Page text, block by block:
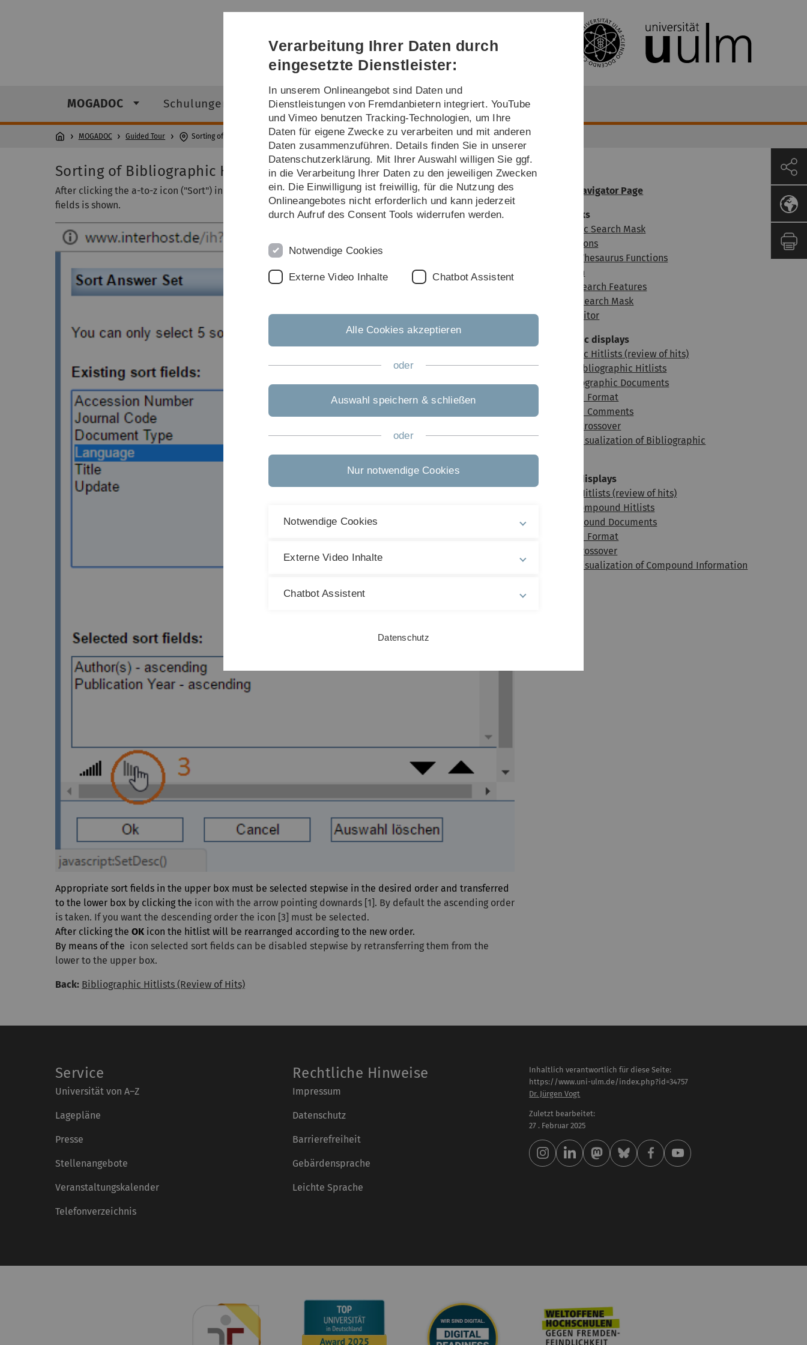
Direkt
Direkt
Direkt
(Sprache,
Drucken,
Social
Direkt
Direkt
MOGADOC Schulungen Mitarbeiter ...
MOGADOC Guided Tour Sorting of Bibliographic Hitlists
Sorting of Bibliographic Hitlist
After clicking the a-to-z icon ("Sort") in the window of the hitlistan extra window with available sort
fields is shown.
Appropriate sort fields in the upper box must be selected stepwise in the desired order and transferred
to the lower box by clicking the icon with the arrow pointing downards [1]. By default the ascending order
is taken. If you want the descending order the icon [3] must be selected.
After clicking the OK icon the hitlist will be rearranged according to the new order.
By means of the icon selected sort fields can be disabled stepwise by retransferring them from the
lower to the upper box.
Back: Bibliographic Hitlists (Review of Hits)
MOGADOC Navigator Page
Search masks
Bibliographic Search Mask
Index Functions
Interactive Thesaurus Functions
Fuzzy Search
Statistical Search Features
Compound Search Mask
Structure Editor
Bibliographic displays
Bibliographic Hitlists (review of hits)
Sorting of Bibliographic Hitlists
Single Bibliographic Documents
User Defined Format
User Defined Comments
Compound Crossover
Statistical Visualization of Bibliographic
Information
Compound displays
Compound Hitlists (review of hits)
Sorting of Compound Hitlists
Single Compound Documents
User Defined Format
Literature Crossover
Statistical Visualization of Compound Information
Service
Universität von A–Z
Lagepläne
Presse
Stellenangebote
Veranstaltungskalender
Telefonverzeichnis
Rechtliche Hinweise
Impressum
Datenschutz
Barrierefreiheit
Gebärdensprache
Leichte Sprache
Inhaltlich verantwortlich für diese Seite:
https://www.uni-ulm.de/index.php?id=34757
Dr. Jürgen Vogt
Zuletzt bearbeitet:
27 . Februar 2025
Verarbeitung Ihrer Daten durch
eingesetzte Dienstleister:
In unserem Onlineangebot sind Daten und
Dienstleistungen von Fremdanbietern integriert. YouTube
und Vimeo benutzen Tracking-Technologien, um Ihre
Daten für eigene Zwecke zu verarbeiten und mit anderen
Daten zusammenzuführen. Details finden Sie in unserer
Datenschutzerklärung. Mit Ihrer Auswahl willigen Sie ggf.
in die Verarbeitung Ihrer Daten zu den jeweiligen Zwecken
ein. Die Einwilligung ist freiwillig, für die Nutzung des
Onlineangebotes nicht erforderlich und kann jederzeit
durch Aufruf des Consent Tools widerrufen werden.
Notwendige Cookies
Externe Video Inhalte Chatbot Assistent
Alle Cookies akzeptieren
oder
Auswahl speichern & schließen
oder
Nur notwendige Cookies
Notwendige Cookies
Externe Video Inhalte
Chatbot Assistent
Datenschutz